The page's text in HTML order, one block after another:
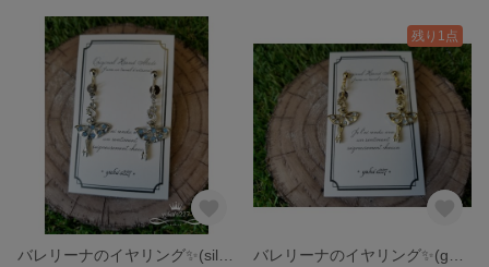
残り1点